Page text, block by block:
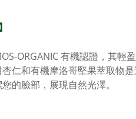
ORGANIC 有機認證， 其輕
仁和有機摩洛哥堅果萃取物
的臉部，展現自然光澤。